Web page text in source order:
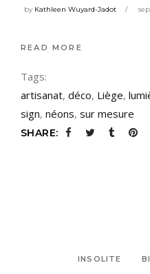
by Kathleen Wuyard-Jadot
READ MORE
Tags:
artisanat, déco, Liège,
sign, néons, sur mesure
SHARE:
INSOLITE